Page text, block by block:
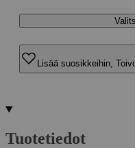
Lisää suosikkeihin,
Tuotetiedot